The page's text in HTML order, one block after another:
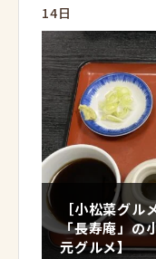
14日
［小松菜グ
「長寿庵」の
元グルメ】